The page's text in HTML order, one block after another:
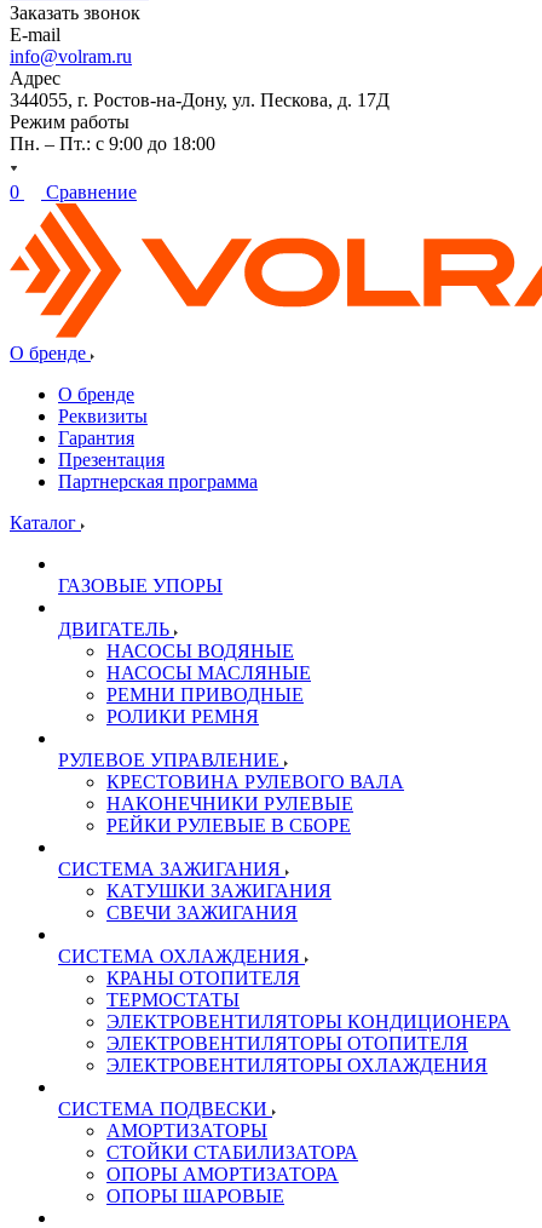
Заказать звонок
E-mail
info@volram.ru
Адрес
344055, г. Ростов-на-Дону, ул. Пескова, д. 17Д
Режим работы
Пн. – Пт.: с 9:00 до 18:00
0 Сравнение
О бренде
О бренде
Реквизиты
Гарантия
Презентация
Партнерская программа
Каталог
ГАЗОВЫЕ УПОРЫ
ДВИГАТЕЛЬ
НАСОСЫ ВОДЯНЫЕ
НАСОСЫ МАСЛЯНЫЕ
РЕМНИ ПРИВОДНЫЕ
РОЛИКИ РЕМНЯ
РУЛЕВОЕ УПРАВЛЕНИЕ
КРЕСТОВИНА РУЛЕВОГО ВАЛА
НАКОНЕЧНИКИ РУЛЕВЫЕ
РЕЙКИ РУЛЕВЫЕ В СБОРЕ
СИСТЕМА ЗАЖИГАНИЯ
КАТУШКИ ЗАЖИГАНИЯ
СВЕЧИ ЗАЖИГАНИЯ
СИСТЕМА ОХЛАЖДЕНИЯ
КРАНЫ ОТОПИТЕЛЯ
ТЕРМОСТАТЫ
ЭЛЕКТРОВЕНТИЛЯТОРЫ КОНДИЦИОНЕРА
ЭЛЕКТРОВЕНТИЛЯТОРЫ ОТОПИТЕЛЯ
ЭЛЕКТРОВЕНТИЛЯТОРЫ ОХЛАЖДЕНИЯ
СИСТЕМА ПОДВЕСКИ
АМОРТИЗАТОРЫ
СТОЙКИ СТАБИЛИЗАТОРА
ОПОРЫ АМОРТИЗАТОРА
ОПОРЫ ШАРОВЫЕ